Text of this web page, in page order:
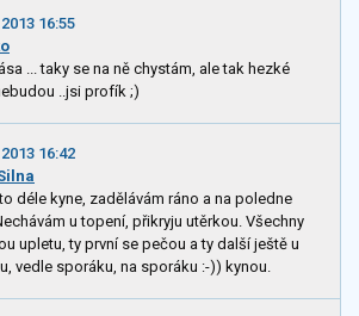
16:55
... taky se na ně chystám, ale tak hezké
..jsi profík ;)
16:42
déle kyne, zadělávám ráno a na poledne
u topení, přikryju utěrkou. Všechny
upletu, ty první se pečou a ty další ještě u
vedle sporáku, na sporáku :-)) kynou.